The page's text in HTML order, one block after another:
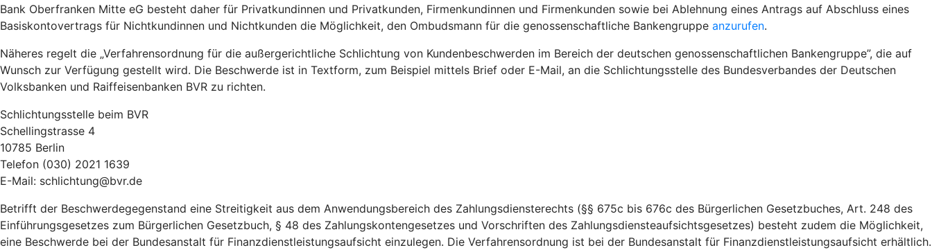
Bank Oberfranken Mitte eG besteht daher für Privatkundinnen und Privatkunden, Firmenkundinnen und Firmenkunden sowie bei Ablehnung eines Antrags auf Abschluss eines
Basiskontovertrags für Nichtkundinnen und Nichtkunden die Möglichkeit, den Ombudsmann für die genossenschaftliche Bankengruppe anzurufen.
Näheres regelt die „Verfahrensordnung für die außergerichtliche Schlichtung von Kundenbeschwerden im Bereich der deutschen genossenschaftlichen Bankengruppe”, die auf
Wunsch zur Verfügung gestellt wird. Die Beschwerde ist in Textform, zum Beispiel mittels Brief oder E-Mail, an die Schlichtungsstelle des Bundesverbandes der Deutschen
Volksbanken und Raiffeisenbanken BVR zu richten.
Schlichtungsstelle beim BVR
Schellingstrasse 4
10785 Berlin
Telefon (030) 2021 1639
E-Mail: schlichtung@bvr.de
Betrifft der Beschwerdegegenstand eine Streitigkeit aus dem Anwendungsbereich des Zahlungsdiensterechts (§§ 675c bis 676c des Bürgerlichen Gesetzbuches, Art. 248 des
Einführungsgesetzes zum Bürgerlichen Gesetzbuch, § 48 des Zahlungskontengesetzes und Vorschriften des Zahlungsdiensteaufsichtsgesetzes) besteht zudem die Möglichkeit,
eine Beschwerde bei der Bundesanstalt für Finanzdienstleistungsaufsicht einzulegen. Die Verfahrensordnung ist bei der Bundesanstalt für Finanzdienstleistungsaufsicht erhältlich.